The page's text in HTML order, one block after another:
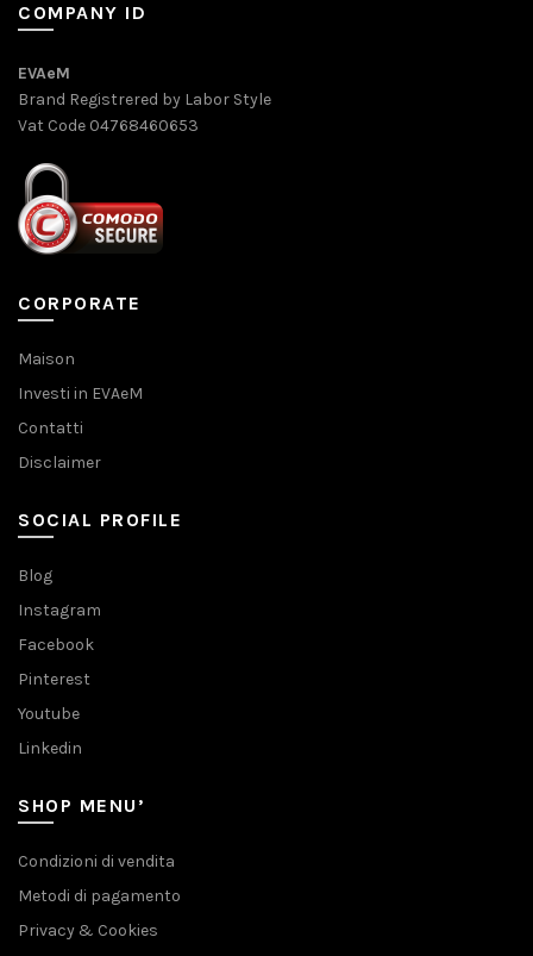
COMPANY ID
EVAeM
Brand Registrered by Labor Style
Vat Code 04768460653
CORPORATE
Maison
Investi in EVAeM
Contatti
Disclaimer
SOCIAL PROFILE
Blog
Instagram
Facebook
Pinterest
Youtube
Linkedin
SHOP MENU’
Condizioni di vendita
Metodi di pagamento
Privacy & Cookies